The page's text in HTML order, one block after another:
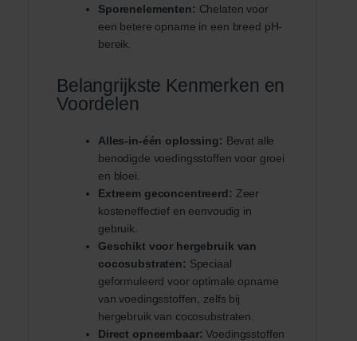
Sporenelementen: Chelaten voor
een betere opname in een breed pH-
bereik.
Belangrijkste Kenmerken en
Voordelen
Alles-in-één oplossing: Bevat alle
benodigde voedingsstoffen voor groei
en bloei.
Extreem geconcentreerd: Zeer
kosteneffectief en eenvoudig in
gebruik.
Geschikt voor hergebruik van
cocosubstraten: Speciaal
geformuleerd voor optimale opname
van voedingsstoffen, zelfs bij
hergebruik van cocosubstraten.
Direct opneembaar: Voedingsstoffen